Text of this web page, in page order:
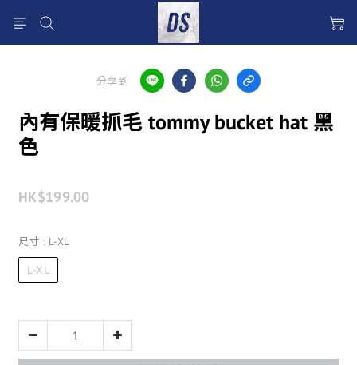
分享到
內有保暖抓毛 tommy bucket hat 黑
色
HK$199.00
尺寸 : L-XL
L-XL